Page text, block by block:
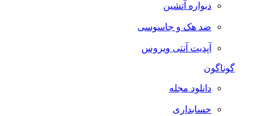
دیواره آتشین
ضد هک و جاسوسی
آپدیت آنتی ویروس
گوناگون
دانلود مجله
حسابداری